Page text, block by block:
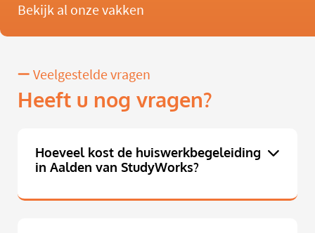
Bekijk al onze vakken
Veelgestelde vragen
Heeft u nog vragen?
Hoeveel kost de huiswerkbegeleiding
in Aalden van StudyWorks?